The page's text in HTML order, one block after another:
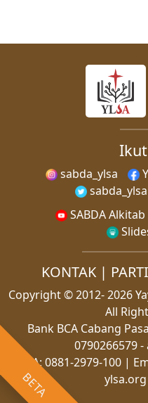
BETA
sabda_ylsa
sabda_ylsa
SABDA Alkitab
KONTAK|
Copyright© 2012-2026
All
Bank BCA Cabang
0790266579
WA: 0881-2979-100|
ylsa.org